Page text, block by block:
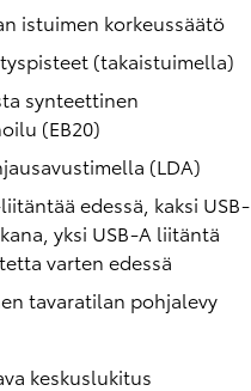
istuimen korkeussäätö
(takaistuimella)
synteettinen
(EB20)
(LDA)
edessä, kaksi USB-
yksi USB-A liitäntä
varten edessä
tavaratilan pohjalevy
keskuslukitus